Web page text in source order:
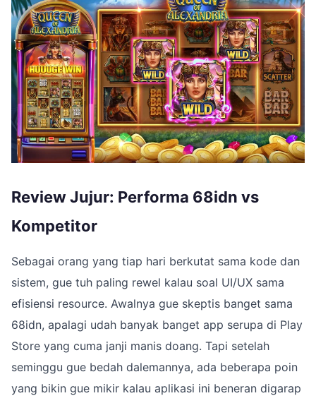
Review Jujur: Performa 68idn vs
Kompetitor
Sebagai orang yang tiap hari berkutat sama kode dan
sistem, gue tuh paling rewel kalau soal UI/UX sama
efisiensi resource. Awalnya gue skeptis banget sama
68idn, apalagi udah banyak banget app serupa di Play
Store yang cuma janji manis doang. Tapi setelah
seminggu gue bedah dalemannya, ada beberapa poin
yang bikin gue mikir kalau aplikasi ini beneran digarap